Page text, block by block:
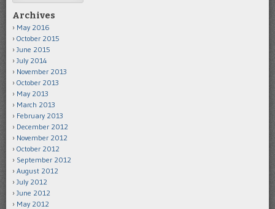
Archives
May 2016
October 2015
June 2015
July 2014
November 2013
October 2013
May 2013
March 2013
February 2013
December 2012
November 2012
October 2012
September 2012
August 2012
July 2012
June 2012
May 2012